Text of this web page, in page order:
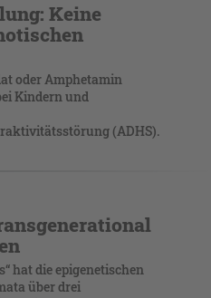
Keine
oder Amphetamin
Kindern und
(ADHS).
hat die epigenetischen
über drei